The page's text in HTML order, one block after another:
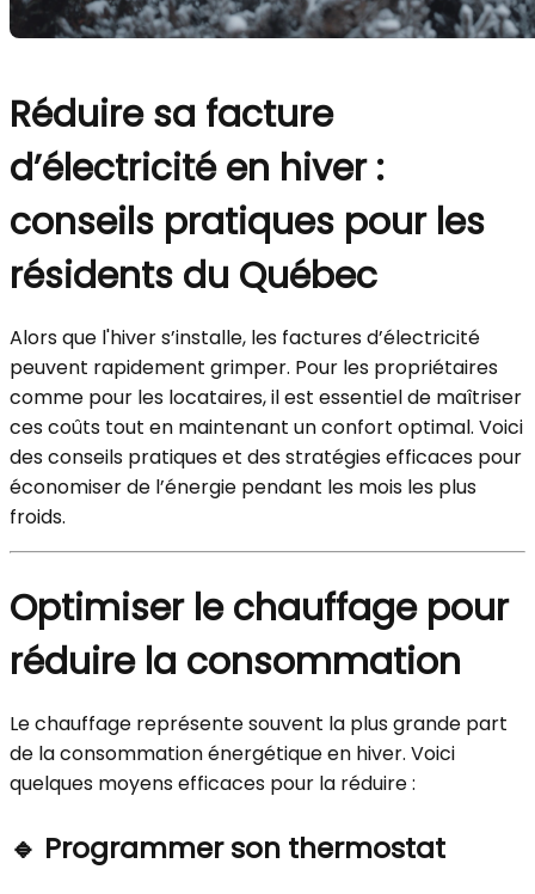
Réduire sa facture
d’électricité en hiver :
conseils pratiques pour les
résidents du Québec
Alors que l'hiver s’installe, les factures d’électricité
peuvent rapidement grimper. Pour les propriétaires
comme pour les locataires, il est essentiel de maîtriser
ces coûts tout en maintenant un confort optimal. Voici
des conseils pratiques et des stratégies efficaces pour
économiser de l’énergie pendant les mois les plus
froids.
Optimiser le chauffage pour
réduire la consommation
Le chauffage représente souvent la plus grande part
de la consommation énergétique en hiver. Voici
quelques moyens efficaces pour la réduire :
🔹 Programmer son thermostat